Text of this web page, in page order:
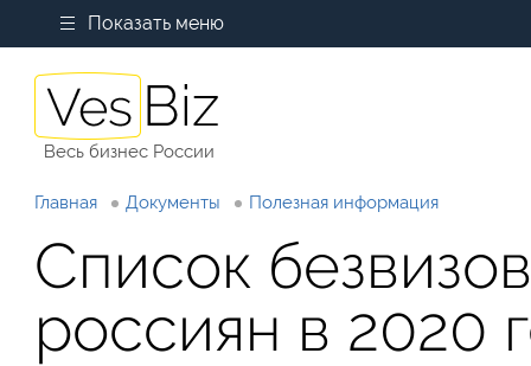
Показать меню
Весь бизнес России
Главная Документы Полезная информация
Список
россиян в 2020